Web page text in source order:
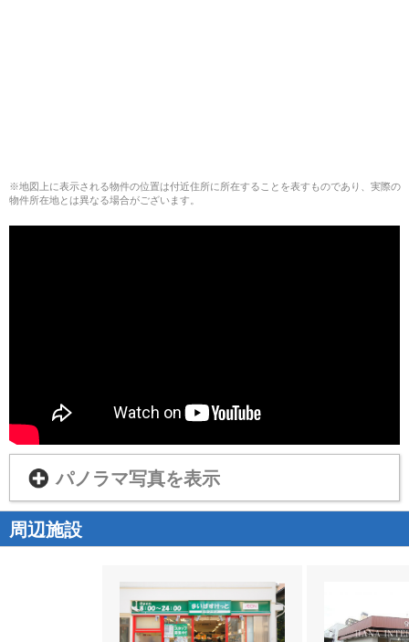
※地図上に表示される物件の位置は付近住所に所在することを表すものであり、実際の
物件所在地とは異なる場合がございます。
パノラマ写真を表示
周辺施設